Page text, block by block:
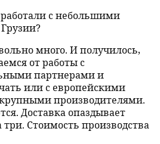
с небольшими
много. И получилось,
от работы с
партнерами и
или с европейскими
производителями.
Доставка опаздывает
Стоимость производства